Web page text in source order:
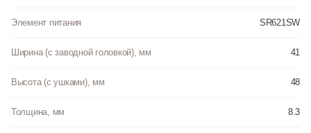
Элемент питания SR621SW
Ширина (с заводной головкой), мм 41
Высота (с ушками), мм 48
Толщина, мм 8.3